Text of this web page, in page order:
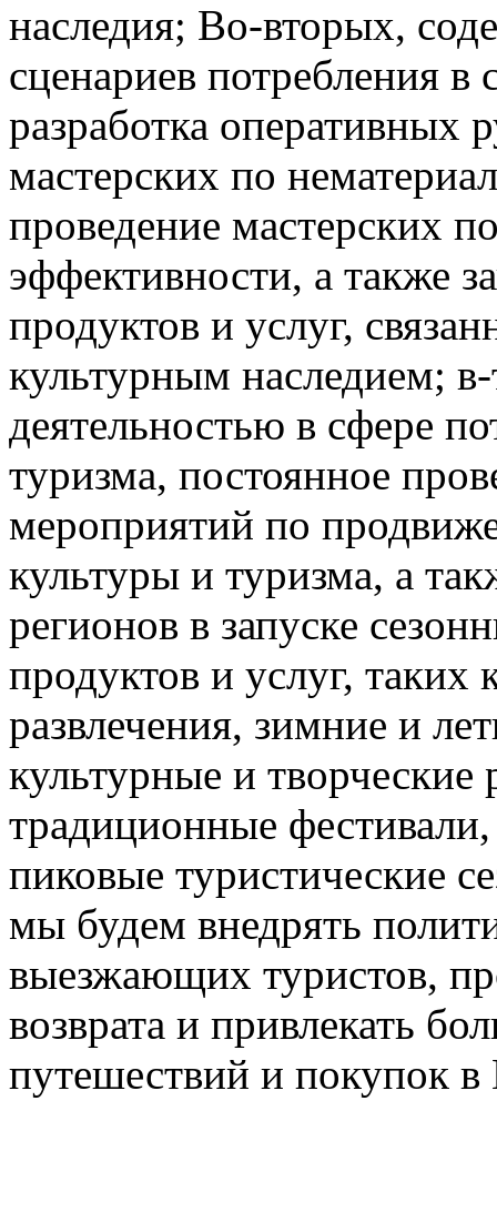
наследия; Во-вторых,
сценариев потребления в
разработка оперативных
мастерских по
проведение мастерских
эффективности, а также
продуктов и услуг,
культурным наследием;
деятельностью в сфере
туризма, постоянное
мероприятий по
культуры и туризма, а
регионов в запуске
продуктов и услуг,
развлечения, зимние и
культурные и
традиционные
пиковые туристические
мы будем внедрять
выезжающих туристов,
возврата и привлекать
путешествий и покупок в